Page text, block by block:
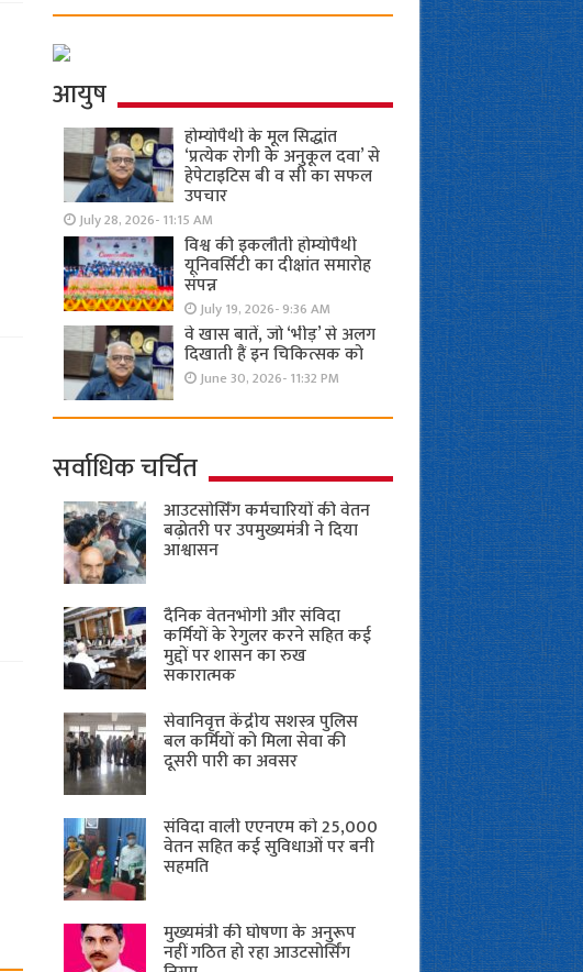
आयुष
होम्योपैथी के मूल सिद्धांत
‘प्रत्येक रोगी केे अनुकूल दवा’ से
हेपेटाइटिस बी व सी का सफल
उपचार
July 28, 2026- 11:15 AM
विश्व की इकलौती होम्योपैथी
यूनिवर्सिटी का दीक्षांत समारोह
संपन्न
July 19, 2026- 9:36 AM
वे खास बातें, जो ‘भीड़’ से अलग
दिखाती हैं इन चिकित्सक को
June 30, 2026- 11:32 PM
सर्वाधिक चर्चित
आउटसोर्सिंग कर्मचारियों की वेतन
बढ़ोतरी पर उपमुख्यमंत्री ने दिया
आश्वासन
दैनिक वेतनभोगी और संविदा
कर्मियों के रेगुलर करने सहित कई
मुद्दों पर शासन का रुख
सकारात्मक
सेवानिवृत्त केंद्रीय सशस्त्र पुलिस
बल ​कर्मियों को मिला सेवा की
दूसरी पारी का अवसर
संविदा वाली एएनएम को 25,000
वेतन सहित कई सुविधाओं पर बनी
सहमति
मुख्यमंत्री की घोषणा के अनुरूप
नहीं गठित हो रहा आउटसोर्सिंग